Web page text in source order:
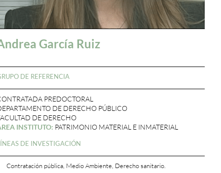
García Ruiz
DE REFERENCIA
PREDOCTORAL
DE DERECHO PÚBLICO
DE DERECHO
INSTITUTO: PATRIMONIO MATERIAL E INMATERIAL
DE INVESTIGACIÓN
Contratación pública, Medio Ambiente, Derecho sanitario.